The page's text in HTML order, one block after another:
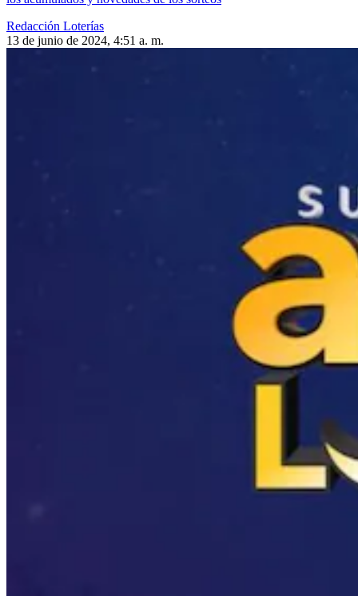
Redacción Loterías
13 de junio de 2024, 4:51 a. m.